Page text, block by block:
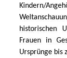
Kindern/
historischen
Frauen in
Ursprünge bis